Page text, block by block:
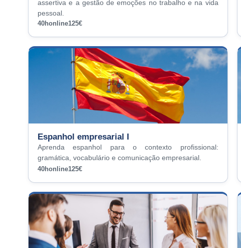
assertiva e a gestão de emoções no trabalho e na vida
pessoal.
40honline125€
Espanhol empresarial I
Aprenda espanhol para o contexto profissional:
gramática, vocabulário e comunicação empresarial.
40honline125€